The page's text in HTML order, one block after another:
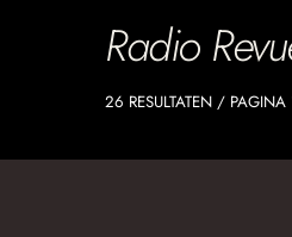
Radio
26 RESULTATEN /